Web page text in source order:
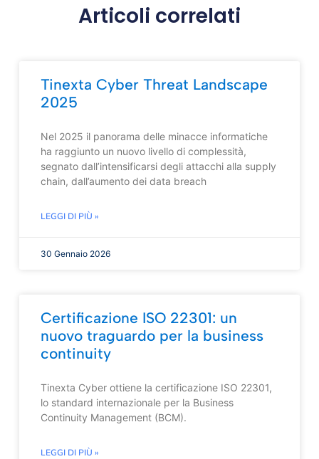
Articoli correlati
Tinexta Cyber Threat Landscape
2025
Nel 2025 il panorama delle minacce informatiche
ha raggiunto un nuovo livello di complessità,
segnato dall’intensificarsi degli attacchi alla supply
chain, dall’aumento dei data breach
LEGGI DI PIÙ »
30 Gennaio 2026
Certificazione ISO 22301: un
nuovo traguardo per la business
continuity
Tinexta Cyber ottiene la certificazione ISO 22301,
lo standard internazionale per la Business
Continuity Management (BCM).
LEGGI DI PIÙ »